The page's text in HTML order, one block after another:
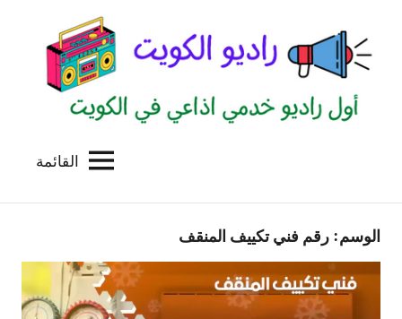
المحتوى
الكويت
للاعلانات
بالكويت
القائمة
الوسم: رقم فني تكييف المنقف